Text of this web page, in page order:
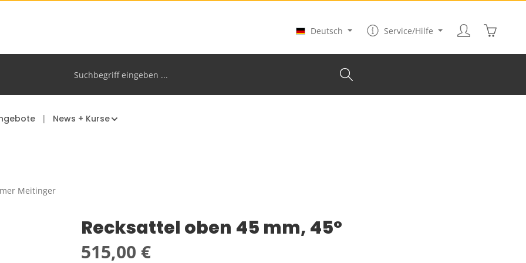
Deutsch
Service/Hilfe
News + Kurse
Meitinger
Recksattel oben 45 mm, 45°
Regulärer Preis:
515,00 €